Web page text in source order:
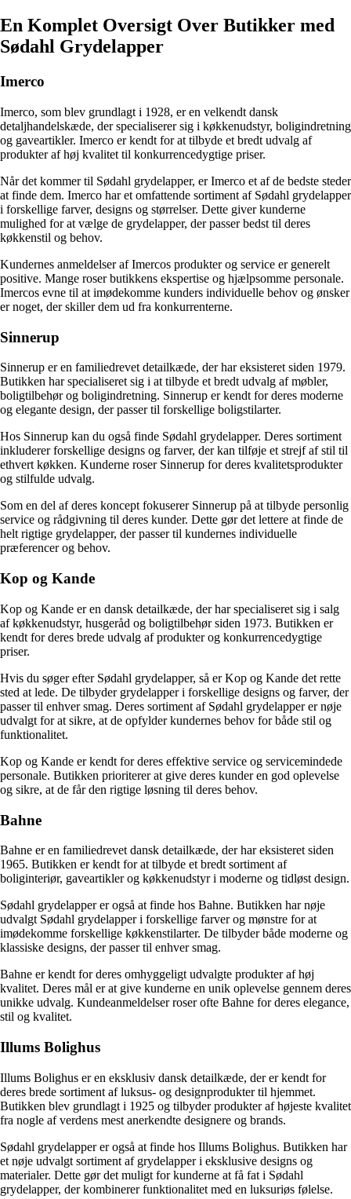
En Komplet Oversigt Over Butikker med
Sødahl Grydelapper
Imerco
Imerco, som blev grundlagt i 1928, er en velkendt dansk
detaljhandelskæde, der specialiserer sig i køkkenudstyr, boligindretning
og gaveartikler. Imerco er kendt for at tilbyde et bredt udvalg af
produkter af høj kvalitet til konkurrencedygtige priser.
Når det kommer til Sødahl grydelapper, er Imerco et af de bedste steder
at finde dem. Imerco har et omfattende sortiment af Sødahl grydelapper
i forskellige farver, designs og størrelser. Dette giver kunderne
mulighed for at vælge de grydelapper, der passer bedst til deres
køkkenstil og behov.
Kundernes anmeldelser af Imercos produkter og service er generelt
positive. Mange roser butikkens ekspertise og hjælpsomme personale.
Imercos evne til at imødekomme kunders individuelle behov og ønsker
er noget, der skiller dem ud fra konkurrenterne.
Sinnerup
Sinnerup er en familiedrevet detailkæde, der har eksisteret siden 1979.
Butikken har specialiseret sig i at tilbyde et bredt udvalg af møbler,
boligtilbehør og boligindretning. Sinnerup er kendt for deres moderne
og elegante design, der passer til forskellige boligstilarter.
Hos Sinnerup kan du også finde Sødahl grydelapper. Deres sortiment
inkluderer forskellige designs og farver, der kan tilføje et strejf af stil til
ethvert køkken. Kunderne roser Sinnerup for deres kvalitetsprodukter
og stilfulde udvalg.
Som en del af deres koncept fokuserer Sinnerup på at tilbyde personlig
service og rådgivning til deres kunder. Dette gør det lettere at finde de
helt rigtige grydelapper, der passer til kundernes individuelle
præferencer og behov.
Kop og Kande
Kop og Kande er en dansk detailkæde, der har specialiseret sig i salg
af køkkenudstyr, husgeråd og boligtilbehør siden 1973. Butikken er
kendt for deres brede udvalg af produkter og konkurrencedygtige
priser.
Hvis du søger efter Sødahl grydelapper, så er Kop og Kande det rette
sted at lede. De tilbyder grydelapper i forskellige designs og farver, der
passer til enhver smag. Deres sortiment af Sødahl grydelapper er nøje
udvalgt for at sikre, at de opfylder kundernes behov for både stil og
funktionalitet.
Kop og Kande er kendt for deres effektive service og servicemindede
personale. Butikken prioriterer at give deres kunder en god oplevelse
og sikre, at de får den rigtige løsning til deres behov.
Bahne
Bahne er en familiedrevet dansk detailkæde, der har eksisteret siden
1965. Butikken er kendt for at tilbyde et bredt sortiment af
boliginteriør, gaveartikler og køkkenudstyr i moderne og tidløst design.
Sødahl grydelapper er også at finde hos Bahne. Butikken har nøje
udvalgt Sødahl grydelapper i forskellige farver og mønstre for at
imødekomme forskellige køkkenstilarter. De tilbyder både moderne og
klassiske designs, der passer til enhver smag.
Bahne er kendt for deres omhyggeligt udvalgte produkter af høj
kvalitet. Deres mål er at give kunderne en unik oplevelse gennem deres
unikke udvalg. Kundeanmeldelser roser ofte Bahne for deres elegance,
stil og kvalitet.
Illums Bolighus
Illums Bolighus er en eksklusiv dansk detailkæde, der er kendt for
deres brede sortiment af luksus- og designprodukter til hjemmet.
Butikken blev grundlagt i 1925 og tilbyder produkter af højeste kvalitet
fra nogle af verdens mest anerkendte designere og brands.
Sødahl grydelapper er også at finde hos Illums Bolighus. Butikken har
et nøje udvalgt sortiment af grydelapper i eksklusive designs og
materialer. Dette gør det muligt for kunderne at få fat i Sødahl
grydelapper, der kombinerer funktionalitet med en luksuriøs følelse.